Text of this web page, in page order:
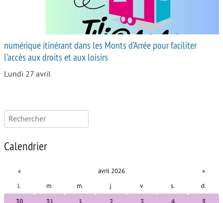
numérique itinérant dans les Monts d’Arrée pour faciliter
l’accès aux droits et aux loisirs
Lundi 27 avril
Rechercher :
Calendrier
« avril 2026 »
l. m. m. j. v. s. d.